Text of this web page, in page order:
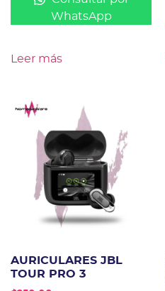
WhatsApp
Leer más
AURICULARES JBL
TOUR PRO 3